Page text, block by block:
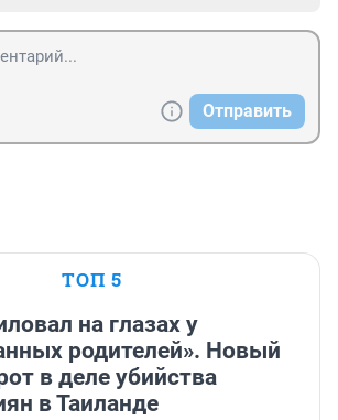
Отправить
ТОП 5
на глазах у
родителей». Новый
в деле убийства
в Таиланде